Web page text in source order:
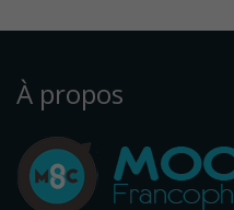
À propos